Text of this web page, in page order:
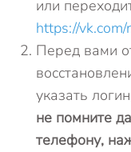
или
https://vk.com/
Перед вами
указать
не помните
телефону,